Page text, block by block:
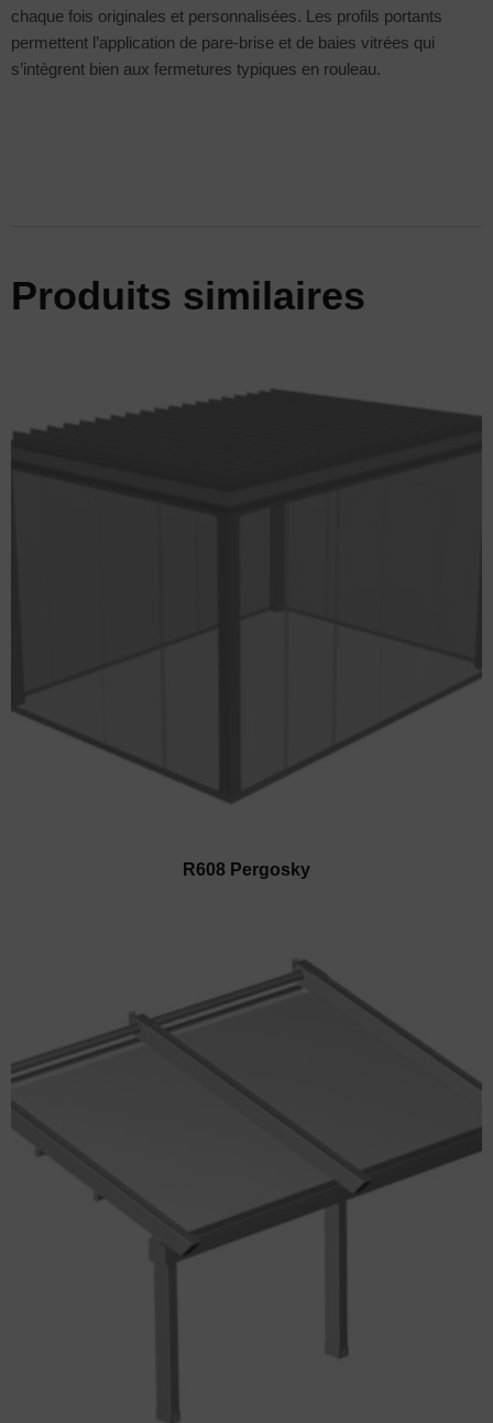
chaque fois originales et personnalisées. Les profils portants
permettent l’application de pare-brise et de baies vitrées qui
s’intègrent bien aux fermetures typiques en rouleau.
Produits similaires
R608 Pergosky